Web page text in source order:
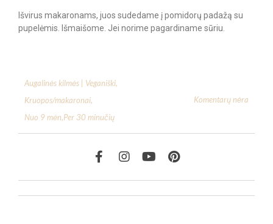
Išvirus makaronams, juos sudedame į pomidorų padažą su
pupelėmis. Išmaišome. Jei norime pagardiname sūriu.
Augalinės kilmės | Veganiški,
Kruopos/makaronai,
Nuo 9 mėn,Per 30 minučių
Komentarų nėra